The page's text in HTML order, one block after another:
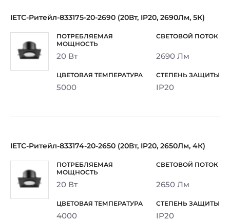
IETC-Ритейл-833175-20-2690 (20Вт, IP20, 2690Лм, 5К)
20 Вт 2690 Лм
5000 IP20
IETC-Ритейл-833174-20-2650 (20Вт, IP20, 2650Лм, 4К)
20 Вт 2650 Лм
4000 IP20